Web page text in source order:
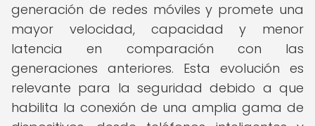
generación de redes móviles y promete una
mayor velocidad, capacidad y menor
latencia en comparación con las
generaciones anteriores. Esta evolución es
relevante para la seguridad debido a que
habilita la conexión de una amplia gama de